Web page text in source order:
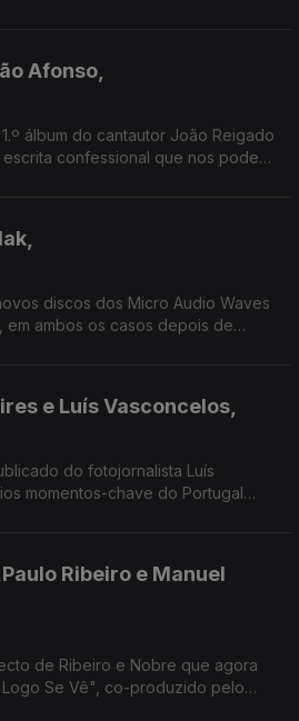
Afonso,
álbum do cantautor João Reigado
confessional que nos pode
discos dos Micro Audio Waves
em ambos os casos depois de
e Luís Vasconcelos,
do fotojornalista Luís
momentos-chave do Portugal
Ribeiro e Manuel
de Ribeiro e Nobre que agora
Logo Se Vê", co-produzido pelo